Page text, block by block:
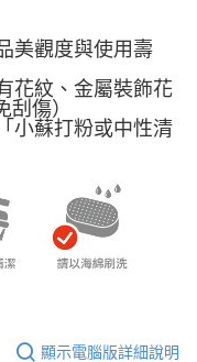
美觀度與使用壽
花紋、金屬裝飾花
傷）
小蘇打粉或中性清
顯示電腦版詳細說明